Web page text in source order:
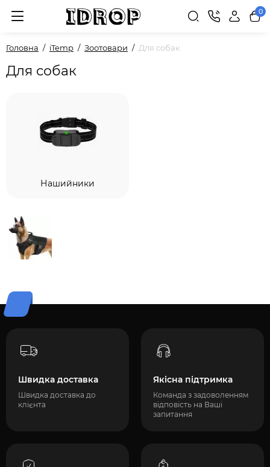
0
Головна iTemp Зоотовари Для собак
Для собак
Нашийники
Швидка доставка
Швидка доставка до
клієнта
Якісна підтримка
Команда з задоволенням
відповість на Ваші
запитання